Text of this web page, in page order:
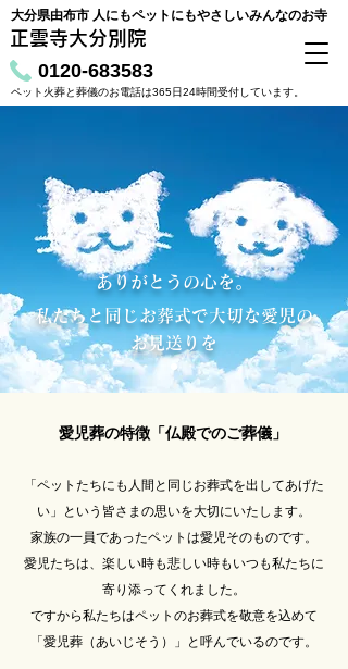
正雲寺大分別院
0120-683583
ペット火葬と葬儀のお電話は365日24時間受付しています。
大分県由布市 人にもペットにもやさしいみんなのお寺
ありがとうの心を。
私たちと同じお葬式で大切な愛児の
お見送りを
愛児葬の特徴「仏殿でのご葬儀」
「ペットたちにも人間と同じお葬式を出してあげた
い」という皆さまの思いを大切にいたします。
家族の一員であったペットは愛児そのものです。
愛児たちは、楽しい時も悲しい時もいつも私たちに
寄り添ってくれました。
ですから私たちはペットのお葬式を敬意を込めて
「愛児葬（あいじそう）」と呼んでいるのです。